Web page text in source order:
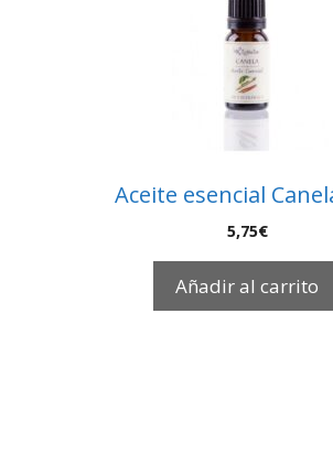
Aceite esencial
5,75€
Añadir al carrito